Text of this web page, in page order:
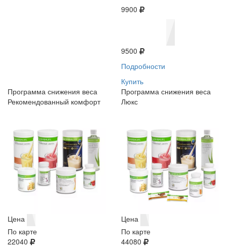
9900
9500
Подробности
Купить
Программа снижения веса
Рекомендованный комфорт
Цена
По карте
22040
Программа снижения веса
Люкс
Цена
По карте
44080